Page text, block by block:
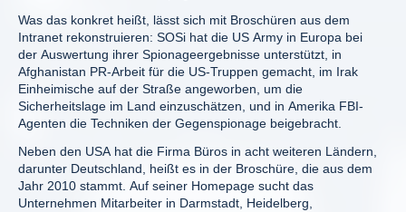
Was das konkret heißt, lässt sich mit Broschüren aus dem
Intranet rekonstruieren: SOSi hat die US Army in Europa bei
der Auswertung ihrer Spionageergebnisse unterstützt, in
Afghanistan PR-Arbeit für die US-Truppen gemacht, im Irak
Einheimische auf der Straße angeworben, um die
Sicherheitslage im Land einzuschätzen, und in Amerika FBI-
Agenten die Techniken der Gegenspionage beigebracht.
Neben den USA hat die Firma Büros in acht weiteren Ländern,
darunter Deutschland, heißt es in der Broschüre, die aus dem
Jahr 2010 stammt. Auf seiner Homepage sucht das
Unternehmen Mitarbeiter in Darmstadt, Heidelberg,